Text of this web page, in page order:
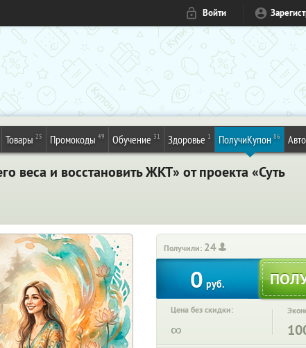
Войти
Товары 25 Промокоды 49 Обучение 31 Здоровье 1 ПолучиКупон 86 Авто
веса и восстановить ЖКТ» от проекта «Суть
Получили: 24
0 руб.
Цена без скидки:
∞